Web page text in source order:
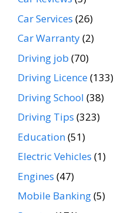
Car Services (26)
Car Warranty(2)
Driving job (70)
Driving Licence(133)
Driving School (38)
Driving Tips (323)
Education(51)
Electric Vehicles (1)
Engines (47)
Mobile Banking(5)